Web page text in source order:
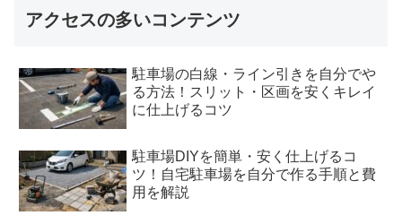
アクセスの多いコンテンツ
駐車場の白線・ライン引きを自分でや
る方法！スリット・区画を安くキレイ
に仕上げるコツ
駐車場DIYを簡単・安く仕上げるコ
ツ！自宅駐車場を自分で作る手順と費
用を解説